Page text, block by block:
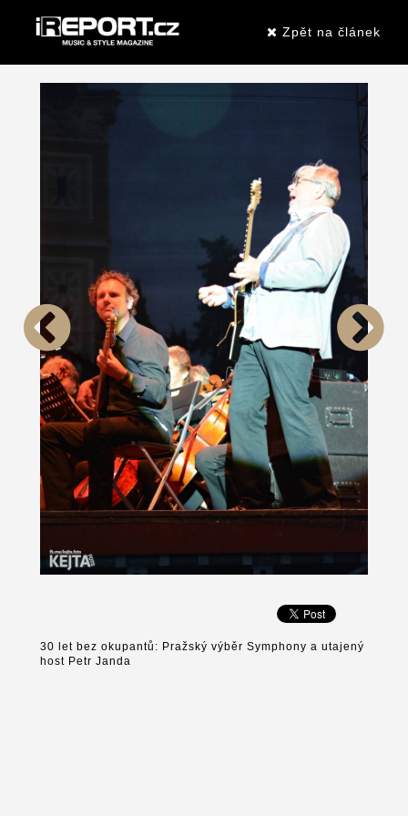
Zpět na článek
30 let bez okupantů: Pražský výběr Symphony a utajený
host Petr Janda